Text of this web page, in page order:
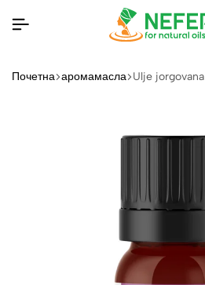
Почетна аромамасла Ulje jorgovana